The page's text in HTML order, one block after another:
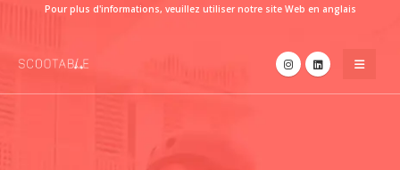
Pour plus d'informations, veuillez utiliser notre site Web en anglais